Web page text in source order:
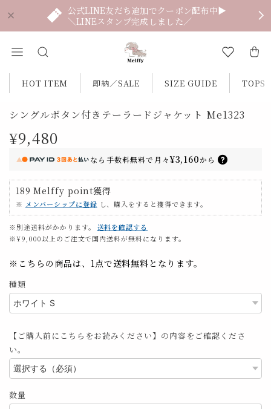
公式LINE友だち追加でクーポン配布中▶
＼LINEスタンプ完成しました／
HOT ITEM 即納／SALE SIZE GUIDE TOPS
シングルボタン付きテーラードジャケット Me1323
¥9,480
なら 手数料無料で 月々¥3,160から
189 Melffy point獲得
※ メンバーシップに登録 し、購入をすると獲得できます。
※別途送料がかかります。
送料を確認する
※¥9,000以上のご注文で国内送料が無料になります。
※こちらの商品は、1点で送料無料 となります。
種類
【ご購入前にこちらをお読みください】の内容をご確認くださ
い。
数量